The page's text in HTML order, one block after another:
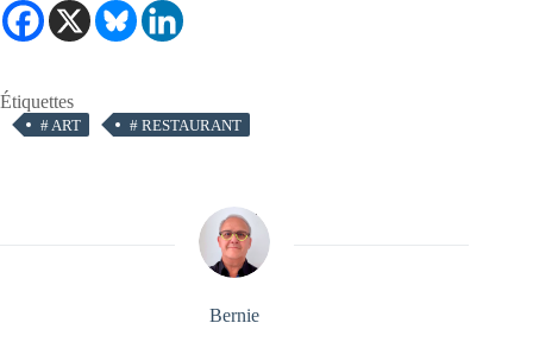
Étiquettes
# ART # RESTAURANT
Bernie